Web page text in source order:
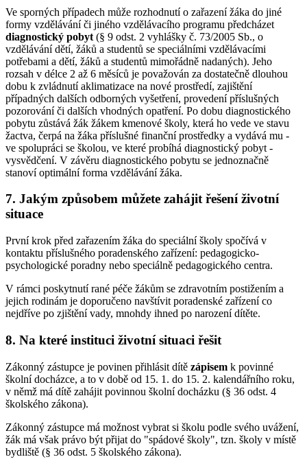
Ve sporných případech může rozhodnutí o zařazení žáka do jiné
formy vzdělávání či jiného vzdělávacího programu předcházet
diagnostický pobyt (§ 9 odst. 2 vyhlášky č. 73/2005 Sb., o
vzdělávání dětí, žáků a studentů se speciálními vzdělávacími
potřebami a dětí, žáků a studentů mimořádně nadaných). Jeho
rozsah v délce 2 až 6 měsíců je považován za dostatečně dlouhou
dobu k zvládnutí aklimatizace na nové prostředí, zajištění
případných dalších odborných vyšetření, provedení příslušných
pozorování či dalších vhodných opatření. Po dobu diagnostického
pobytu zůstává žák žákem kmenové školy, která ho vede ve stavu
žactva, čerpá na žáka příslušné finanční prostředky a vydává mu -
ve spolupráci se školou, ve které probíhá diagnostický pobyt -
vysvědčení. V závěru diagnostického pobytu se jednoznačně
stanoví optimální forma vzdělávání žáka.
7. Jakým způsobem můžete zahájit řešení životní
situace
První krok před zařazením žáka do speciální školy spočívá v
kontaktu příslušného poradenského zařízení: pedagogicko-
psychologické poradny nebo speciálně pedagogického centra.
V rámci poskytnutí rané péče žákům se zdravotním postižením a
jejich rodinám je doporučeno navštívit poradenské zařízení co
nejdříve po zjištění vady, mnohdy ihned po narození dítěte.
8. Na které instituci životní situaci řešit
Zákonný zástupce je povinen přihlásit dítě zápisem k povinné
školní docházce, a to v době od 15. 1. do 15. 2. kalendářního roku,
v němž má dítě zahájit povinnou školní docházku (§ 36 odst. 4
školského zákona).
Zákonný zástupce má možnost vybrat si školu podle svého uvážení,
žák má však právo být přijat do "spádové školy", tzn. školy v místě
bydliště (§ 36 odst. 5 školského zákona).